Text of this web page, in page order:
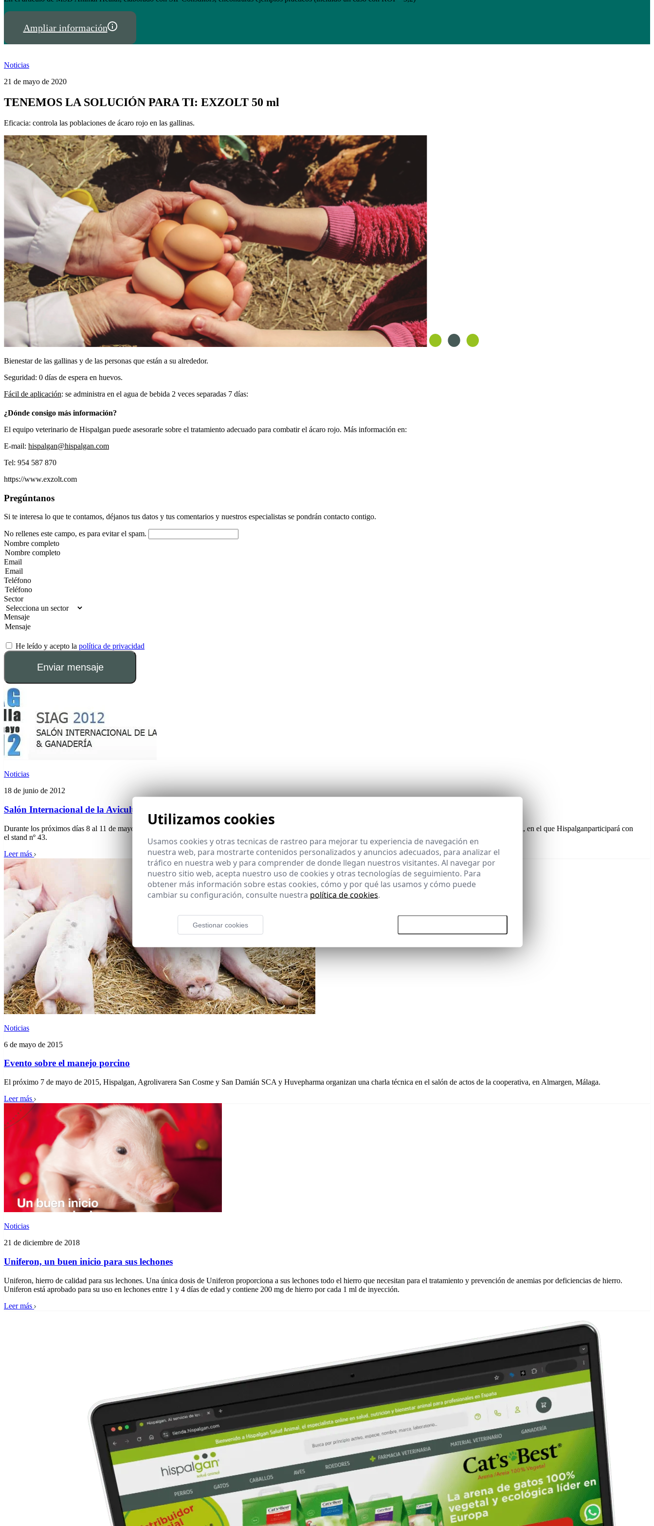
Ampliar información
Noticias
21 de mayo de 2020
TENEMOS LA SOLUCIÓN PARA TI: EXZOLT 50 ml
Eficacia: controla las poblaciones de ácaro rojo en las gallinas.
Bienestarde las gallinas y de las personas que están a su alrededor.
Seguridad: 0 días de espera en huevos.
Fácil de aplicación: se administra en el agua de bebida 2 veces separadas 7 días:
¿Dónde consigo más información?
El equipo veterinario de Hispalgan puede asesorarle sobre el tratamiento adecuado para combatir el ácaro rojo. Más información en:
E-mail: hispalgan@hispalgan.com
Tel: 954 587 870
https://www.exzolt.com
Pregúntanos
Si te interesa lo que te contamos, déjanos tus datos y tus comentarios y nuestros especialistas se pondrán contacto contigo.
No rellenes este campo, es para evitar el spam.
Nombre completo
Email
Teléfono
Sector
Mensaje
He leído y acepto la política de privacidad
Enviar mensaje
Noticias
18 de junio de 2012
Salón Internacional de la Avicultura y Ganadería
Durante los próximos días 8 al 11 de mayo de 2012 se celebrará en el Palacio de Exposiciones y Congresos de Sevilla el Salón Internacional de la Avicultura y Ganadería, en el que Hispalganparticipará con
el stand nº 43.
Leer más
Noticias
6 de mayo de 2015
Evento sobre el manejo porcino
El próximo 7 de mayo de 2015, Hispalgan, Agrolivarera San Cosme y San Damián SCA y Huvepharma organizan una charla técnica en el salón de actos de la cooperativa, en Almargen, Málaga.
Leer más
Noticias
21 de diciembre de 2018
Uniferon, un buen inicio para sus lechones
Uniferon, hierro de calidad para sus lechones. Una única dosis de Uniferon proporciona a sus lechones todo el hierro que necesitan para el tratamiento y prevención de anemias por deficiencias de hierro.
Uniferon está aprobado para su uso en lechones entre 1 y 4 días de edad y contiene 200 mg de hierro por cada 1 ml de inyección.
Leer más
Utilizamos cookies
Usamos cookies y otras tecnicas de rastreo para mejorar tu experiencia de navegación en
nuestra web, para mostrarte contenidos personalizados y anuncios adecuados, para analizar el
tráfico en nuestra web y para comprender de donde llegan nuestros visitantes. Al navegar por
nuestro sitio web, acepta nuestro uso de cookies y otras tecnologías de seguimiento. Para
obtener más información sobre estas cookies, cómo y por qué las usamos y cómo puede
cambiar su configuración, consulte nuestra política de cookies.
Gestionar cookies